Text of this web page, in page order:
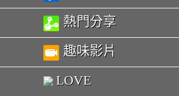
熱門分享
趣味影片
LOVE